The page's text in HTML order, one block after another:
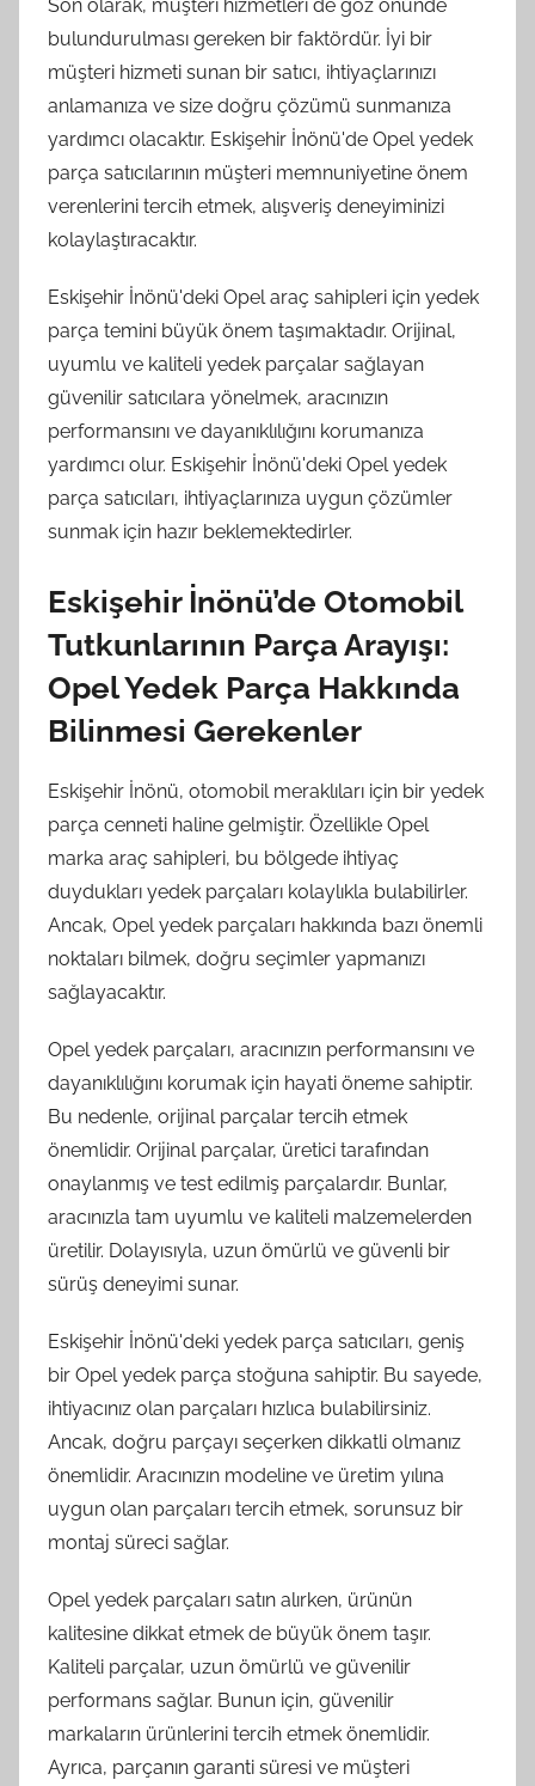
Son olarak, müşteri hizmetleri de göz önünde
bulundurulması gereken bir faktördür. İyi bir
müşteri hizmeti sunan bir satıcı, ihtiyaçlarınızı
anlamanıza ve size doğru çözümü sunmanıza
yardımcı olacaktır. Eskişehir İnönü'de Opel yedek
parça satıcılarının müşteri memnuniyetine önem
verenlerini tercih etmek, alışveriş deneyiminizi
kolaylaştıracaktır.
Eskişehir İnönü'deki Opel araç sahipleri için yedek
parça temini büyük önem taşımaktadır. Orijinal,
uyumlu ve kaliteli yedek parçalar sağlayan
güvenilir satıcılara yönelmek, aracınızın
performansını ve dayanıklılığını korumanıza
yardımcı olur. Eskişehir İnönü'deki Opel yedek
parça satıcıları, ihtiyaçlarınıza uygun çözümler
sunmak için hazır beklemektedirler.
Eskişehir İnönü’de Otomobil
Tutkunlarının Parça Arayışı:
Opel Yedek Parça Hakkında
Bilinmesi Gerekenler
Eskişehir İnönü, otomobil meraklıları için bir yedek
parça cenneti haline gelmiştir. Özellikle Opel
marka araç sahipleri, bu bölgede ihtiyaç
duydukları yedek parçaları kolaylıkla bulabilirler.
Ancak, Opel yedek parçaları hakkında bazı önemli
noktaları bilmek, doğru seçimler yapmanızı
sağlayacaktır.
Opel yedek parçaları, aracınızın performansını ve
dayanıklılığını korumak için hayati öneme sahiptir.
Bu nedenle, orijinal parçalar tercih etmek
önemlidir. Orijinal parçalar, üretici tarafından
onaylanmış ve test edilmiş parçalardır. Bunlar,
aracınızla tam uyumlu ve kaliteli malzemelerden
üretilir. Dolayısıyla, uzun ömürlü ve güvenli bir
sürüş deneyimi sunar.
Eskişehir İnönü'deki yedek parça satıcıları, geniş
bir Opel yedek parça stoğuna sahiptir. Bu sayede,
ihtiyacınız olan parçaları hızlıca bulabilirsiniz.
Ancak, doğru parçayı seçerken dikkatli olmanız
önemlidir. Aracınızın modeline ve üretim yılına
uygun olan parçaları tercih etmek, sorunsuz bir
montaj süreci sağlar.
Opel yedek parçaları satın alırken, ürünün
kalitesine dikkat etmek de büyük önem taşır.
Kaliteli parçalar, uzun ömürlü ve güvenilir
performans sağlar. Bunun için, güvenilir
markaların ürünlerini tercih etmek önemlidir.
Ayrıca, parçanın garanti süresi ve müşteri